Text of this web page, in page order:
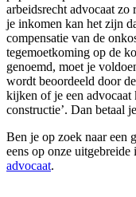
arbeidsrecht advocaat
je inkomen kan het zijn
compensatie van de
tegemoetkoming op de
genoemd, moet je
wordt beoordeeld door de
kijken of je een advocaat
constructie’. Dan betaal
Ben je op zoek naar een
eens op onze
advocaat.